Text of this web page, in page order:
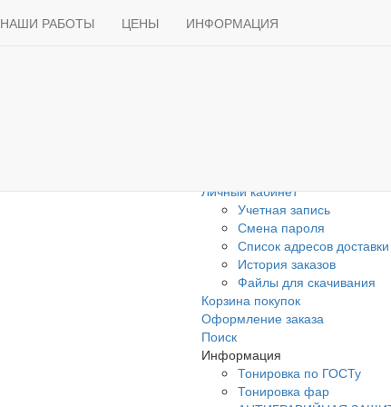
Доставка Способы оплаты Статьи Контакты
НАШИ РАБОТЫ ЦЕНЫ ИНФОРМАЦИЯ
Карта сайта
Личный кабинет
Учетная запись
Смена пароля
Список адресов доставки
История заказов
Файлы для скачивания
Корзина покупок
Оформление заказа
Поиск
Информация
Тонировка по ГОСТу
Тонировка фар